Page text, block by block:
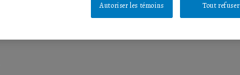
Tout refuser
Autoriser les témoins